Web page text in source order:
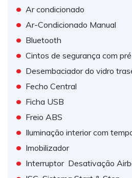
• Ar condicionado
• Ar-Condicionado Manual
• Bluetooth
• Cintos de segurança com
• Desembaciador do vidro
• Fecho Central
• Ficha USB
• Freio ABS
• Iluminação interior com
• Imobilizador
• Interruptor  Desativação